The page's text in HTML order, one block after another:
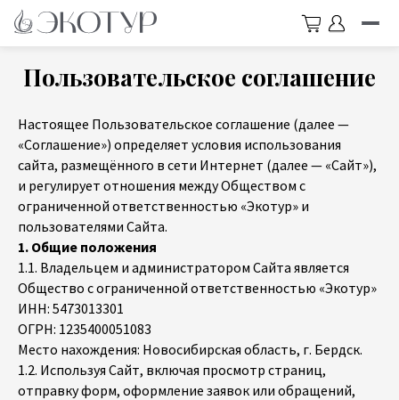
Пользовательское соглашение
Настоящее Пользовательское соглашение (далее —
«Соглашение») определяет условия использования
сайта, размещённого в сети Интернет (далее — «Сайт»),
и регулирует отношения между Обществом с
ограниченной ответственностью «Экотур» и
пользователями Сайта.
1. Общие положения
1.1. Владельцем и администратором Сайта является
Общество с ограниченной ответственностью «Экотур»
ИНН: 5473013301
ОГРН: 1235400051083
Место нахождения: Новосибирская область, г. Бердск.
1.2. Используя Сайт, включая просмотр страниц,
отправку форм, оформление заявок или обращений,